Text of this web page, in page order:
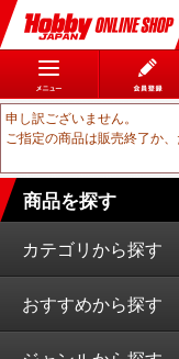
申し訳ございません。
ご指定の商品は販売終了か
商品を探す
カテゴリから探す
おすすめから探す